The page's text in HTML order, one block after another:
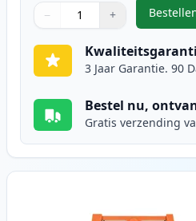
Gebruik de knoppen om aan
− +
1 ,5
3 Jaar Garantie. 90
Bestel nu,
Gratis verzending